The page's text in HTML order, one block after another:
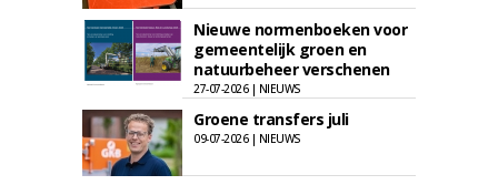
Nieuwe normenboeken voor
gemeentelijk groen en
natuurbeheer verschenen
27-07-2026 | NIEUWS
Groene transfers juli
09-07-2026 | NIEUWS